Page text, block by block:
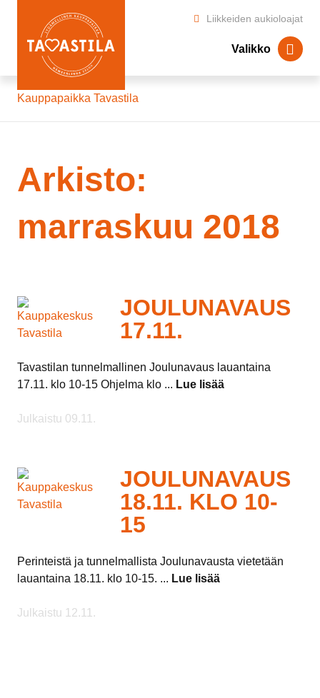
Liikkeiden aukioloajat
Valikko
Kauppapaikka Tavastila
Arkisto:
marraskuu 2018
JOULUNAVAUS
17.11.
Tavastilan tunnelmallinen Joulunavaus lauantaina
17.11. klo 10-15 Ohjelma klo ... Lue lisää
Julkaistu 09.11.
JOULUNAVAUS
18.11. KLO 10-
15
Perinteistä ja tunnelmallista Joulunavausta vietetään
lauantaina 18.11. klo 10-15. ... Lue lisää
Julkaistu 12.11.